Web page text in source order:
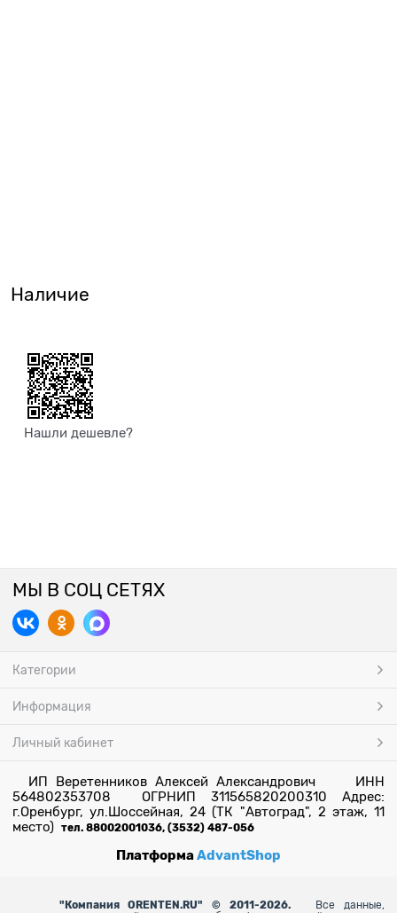
Наличие
Нашли дешевле?
МЫ В СОЦ СЕТЯХ
Категории
Информация
Личный кабинет
ИП Веретенников Алексей Александрович ИНН
564802353708 ОГРНИП 311565820200310 Адрес:
г.Оренбург, ул.Шоссейная, 24 (ТК "Автоград", 2 этаж, 11
место) тел. 88002001036, (3532) 487-056
ПлатформаAdvantShop
" Компания ORENTEN.RU" © 2011-2026.
Все данные,